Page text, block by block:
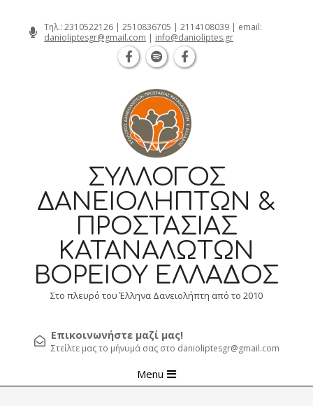
Τηλ.: 2310522126 | 2510836705 | 2114108039 | email:
danioliptesgr@gmail.com | info@danioliptes.gr
ΣΎΛΛΟΓΟΣ
ΔΑΝΕΙΟΛΗΠΤΏΝ &
ΠΡΟΣΤΑΣΊΑΣ
ΚΑΤΑΝΑΛΩΤΏΝ
ΒΟΡΕΊΟΥ ΕΛΛΆΔΟΣ
Στο πλευρό του Έλληνα Δανειολήπτη από το 2010
Επικοινωνήστε μαζί μας!
Στείλτε μας το μήνυμά σας στο danioliptesgr@gmail.com
Navigation
Menu